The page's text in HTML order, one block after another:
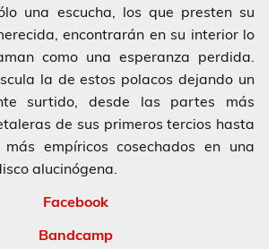
una escucha, los que presten su
encontrarán en su interior lo
como una esperanza perdida.
la de estos polacos dejando un
surtido, desde las partes más
de sus primeros tercios hasta
más empíricos cosechados en una
alucinógena.
Facebook
Bandcamp